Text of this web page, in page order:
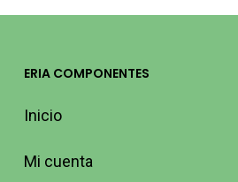
ERIA COMPONENTES
Inicio
Mi cuenta